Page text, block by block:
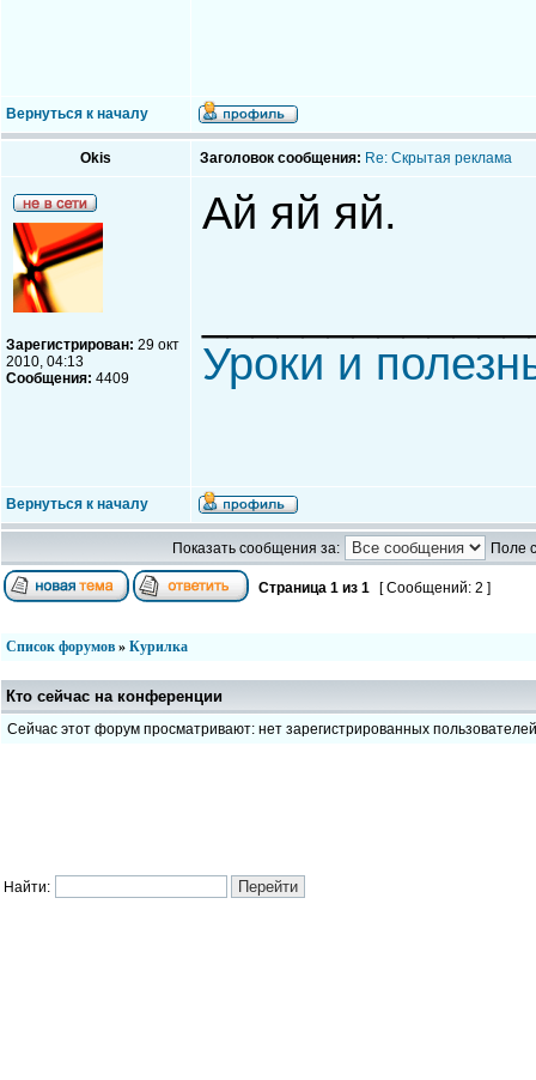
Вернуться к началу
Okis Заголовок сообщения: Re: Скрытая реклама
Зарегистрирован: 29 окт
2010, 04:13
Сообщения: 4409
Ай яй яй.
Уроки и
Вернуться к началу
Показать сообщения за: Поле
Страница 1 из 1 [ Сообщений: 2 ]
Список форумов » Курилка
Кто сейчас на конференции
Сейчас этот форум просматривают: нет зарегистрированных пользователей
Найти: